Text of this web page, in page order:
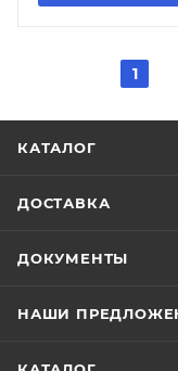
1
КАТАЛОГ
ДОСТАВКА
ДОКУМЕНТЫ
НАШИ